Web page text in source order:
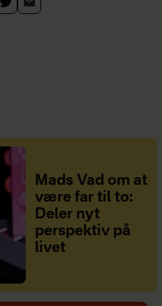
Mads Vad om at
være far til to:
Deler nyt
perspektiv på
livet